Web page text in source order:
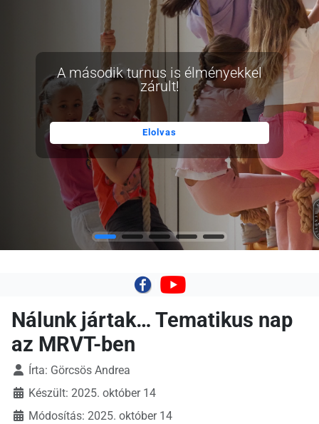
A második turnus is élményekkel
zárult!
Elolvas
Nálunk jártak… Tematikus nap
az MRVT-ben
Írta: Görcsös Andrea
Készült: 2025. október 14
Módosítás: 2025. október 14